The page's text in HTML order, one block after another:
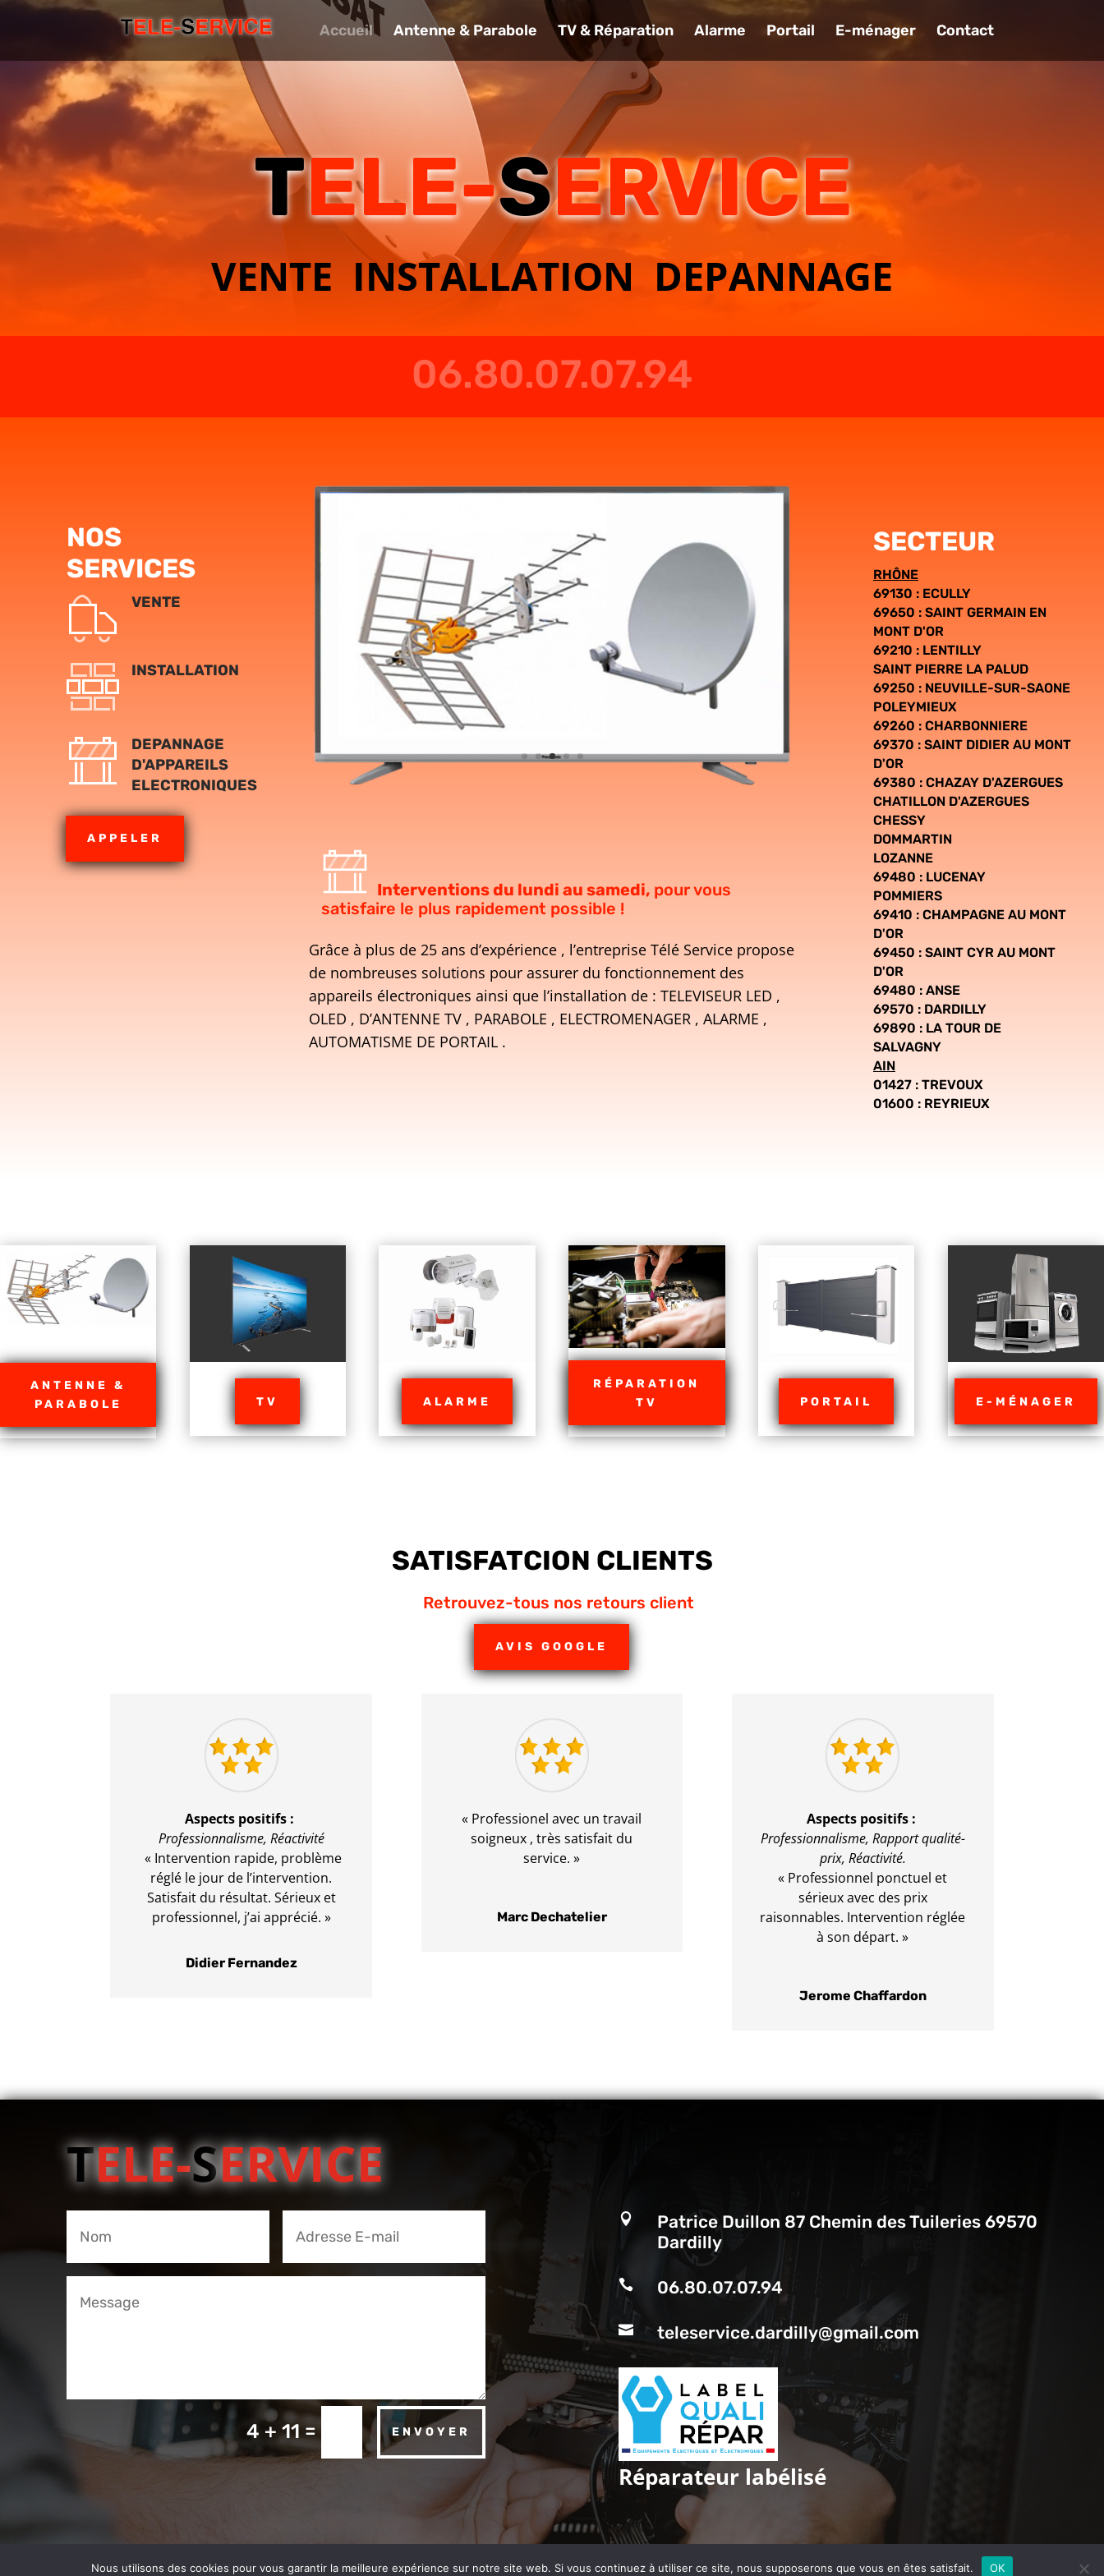
Accueil Antenne & Parabole TV & Réparation Alarme Portail E-ménager Contact
TELE-SERVICE
VENTE INSTALLATION DEPANNAGE
06.80.07.07.94
NOS
SERVICES
VENTE
INSTALLATION
DEPANNAGE
D'APPAREILS
ELECTRONIQUES
APPELER
Interventions du lundi au samedi, pour vous
satisfaire le plus rapidement possible !
Grâce à plus de 25 ans d’expérience , l’entreprise Télé Service propose
de nombreuses solutions pour assurer du fonctionnement des
appareils électroniques ainsi que l’installation de : TELEVISEUR LED ,
OLED , D’ANTENNE TV , PARABOLE , ELECTROMENAGER , ALARME ,
AUTOMATISME DE PORTAIL .
SECTEUR
RHÔNE
69130 : ECULLY
69650 : SAINT GERMAIN EN
MONT D'OR
69210 : LENTILLY
SAINT PIERRE LA PALUD
69250 : NEUVILLE-SUR-SAONE
POLEYMIEUX
69260 : CHARBONNIERE
69370 : SAINT DIDIER AU MONT
D'OR
69380 : CHAZAY D'AZERGUES
CHATILLON D'AZERGUES
CHESSY
DOMMARTIN
LOZANNE
69480 : LUCENAY
POMMIERS
69410 : CHAMPAGNE AU MONT
D'OR
69450 : SAINT CYR AU MONT
D'OR
69480 : ANSE
69570 : DARDILLY
69890 : LA TOUR DE
SALVAGNY
AIN
01427 : TREVOUX
01600 : REYRIEUX
ANTENNE &
PARABOLE
TV ALARME
RÉPARATION
TV
PORTAIL E-MÉNAGER
SATISFATCION CLIENTS
Retrouvez-tous nos retours client
AVIS GOOGLE
Aspects positifs :
Professionnalisme, Réactivité
« Intervention rapide, problème
réglé le jour de l’intervention.
Satisfait du résultat. Sérieux et
professionnel, j’ai apprécié. »
Didier Fernandez
« Professionel avec un travail
soigneux , très satisfait du
service. »
Marc Dechatelier
Aspects positifs :
Professionnalisme, Rapport qualité-
prix, Réactivité.
« Professionnel ponctuel et
sérieux avec des prix
raisonnables. Intervention réglée
à son départ. »
Jerome Chaffardon
TELE-SERVICE
4 + 11 = ENVOYER

Patrice Duillon 87 Chemin des Tuileries 69570
Dardilly
 06.80.07.07.94
 teleservice.dardilly@gmail.com
Réparateur labélisé
© 2024 | Conception :5-pixels| Tous droits réservésTélé-Service|MENTIONS LÉGALES & POLITIQUE DE CONFIDENTIALITÉ
Nous utilisons des cookies pour vous garantir la meilleure expérience sur notre site web. Si vous continuez à utiliser ce site, nous supposerons que vous en êtes satisfait. OK